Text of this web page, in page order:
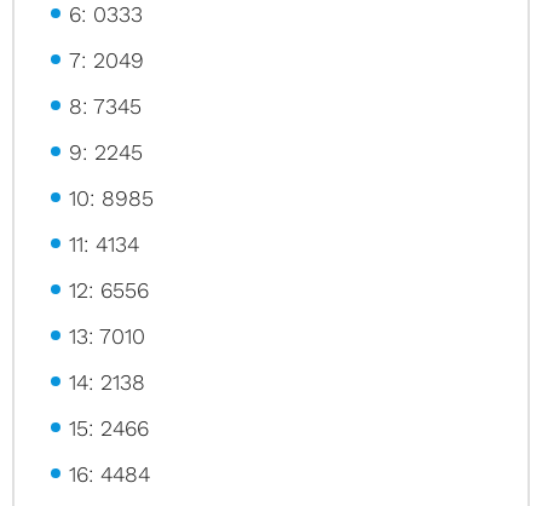
6: 0333
7: 2049
8: 7345
9: 2245
10: 8985
11: 4134
12: 6556
13: 7010
14: 2138
15: 2466
16: 4484